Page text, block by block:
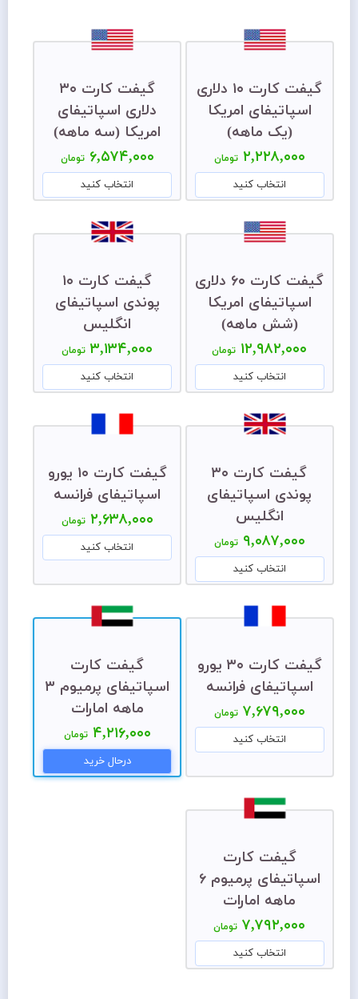
گیفت کارت ۱۰ دلاری
اسپاتیفای امریکا
(یک ماهه)
۲,۲۲۸,۰۰۰ تومان
انتخاب کنید
گیفت کارت ۳۰
دلاری اسپاتیفای
امریکا (سه ماهه)
۶,۵۷۴,۰۰۰ تومان
انتخاب کنید
گیفت کارت ۶۰ دلاری
اسپاتیفای امریکا
(شش ماهه)
۱۲,۹۸۲,۰۰۰ تومان
انتخاب کنید
گیفت کارت ۱۰
پوندی اسپاتیفای
انگلیس
۳,۱۳۴,۰۰۰ تومان
انتخاب کنید
گیفت کارت ۳۰
پوندی اسپاتیفای
انگلیس
۹,۰۸۷,۰۰۰ تومان
انتخاب کنید
گیفت کارت ۱۰ یورو
اسپاتیفای فرانسه
۲,۶۳۸,۰۰۰ تومان
انتخاب کنید
گیفت کارت ۳۰ یورو
اسپاتیفای فرانسه
۷,۶۷۹,۰۰۰ تومان
انتخاب کنید
گیفت کارت
اسپاتیفای پرمیوم ۳
ماهه امارات
۴,۲۱۶,۰۰۰ تومان
درحال خرید
گیفت کارت
اسپاتیفای پرمیوم ۶
ماهه امارات
۷,۷۹۲,۰۰۰ تومان
انتخاب کنید